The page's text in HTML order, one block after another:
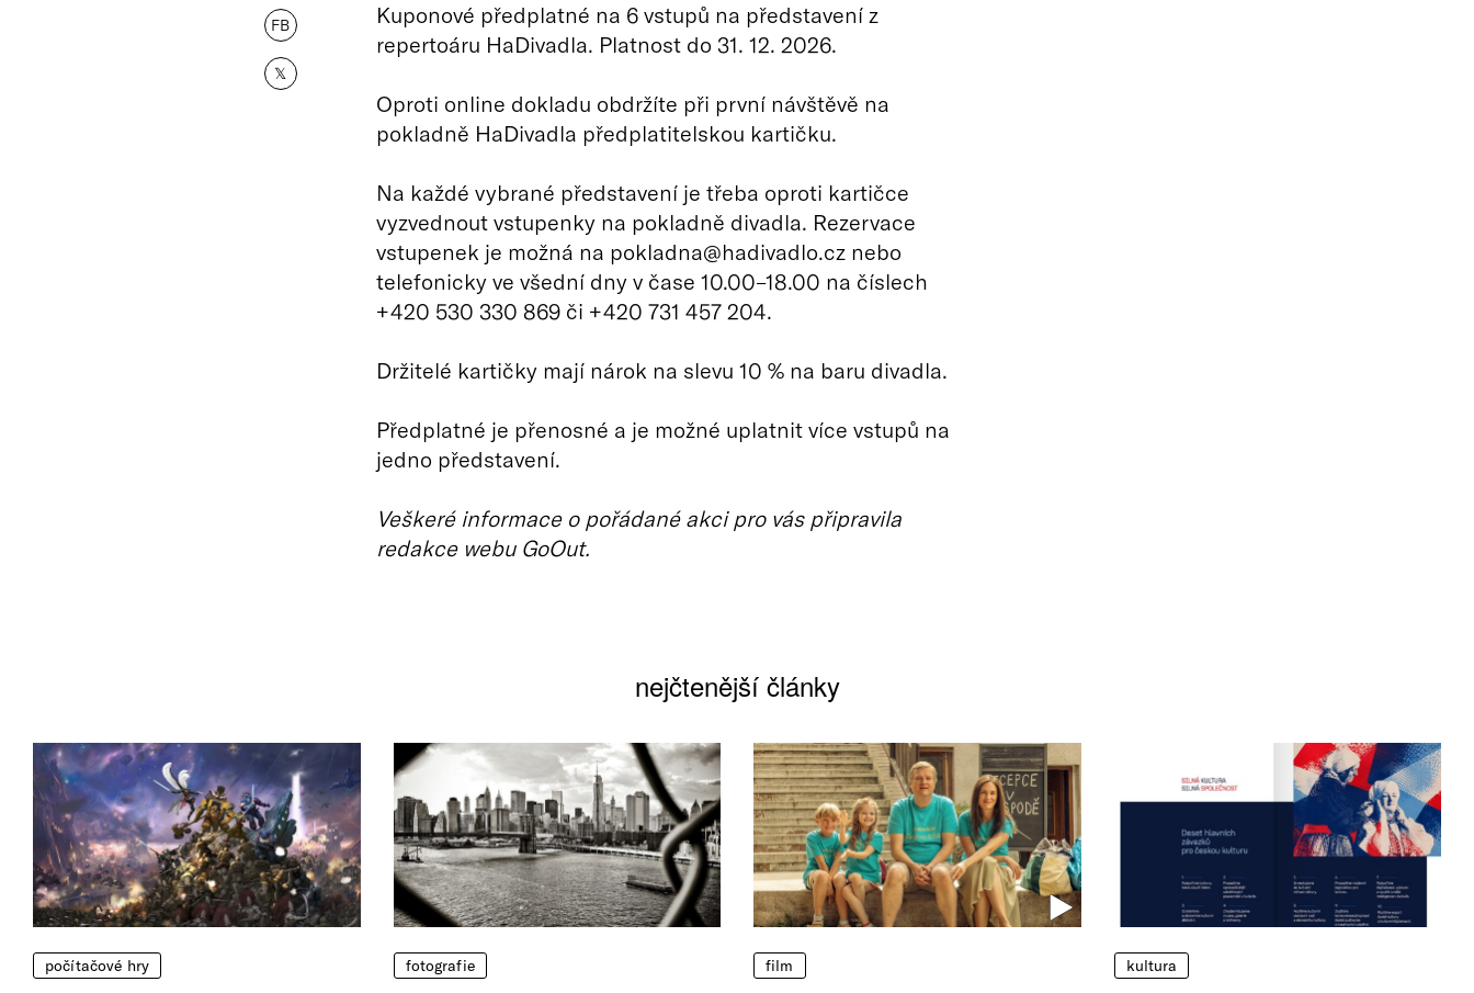
FB
𝕏
Kuponové předplatné na 6 vstupů na představení z
repertoáru HaDivadla. Platnost do 31. 12. 2026.
Oproti online dokladu obdržíte při první návštěvě na
pokladně HaDivadla předplatitelskou kartičku.
Na každé vybrané představení je třeba oproti kartičce
vyzvednout vstupenky na pokladně divadla. Rezervace
vstupenek je možná na pokladna@hadivadlo.cz nebo
telefonicky ve všední dny v čase 10.00–18.00 na číslech
+420 530 330 869 či +420 731 457 204.
Držitelé kartičky mají nárok na slevu 10 % na baru divadla.
Předplatné je přenosné a je možné uplatnit více vstupů na
jedno představení.
Veškeré informace o pořádané akci pro vás připravila
redakce webu GoOut.
nejčtenější články
počítačové hry fotografie film kultura